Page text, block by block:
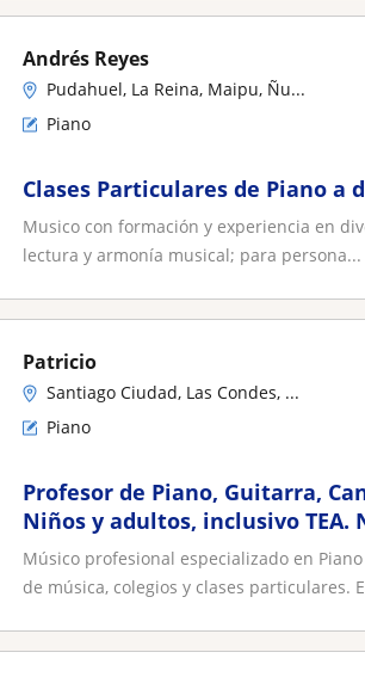
Andrés Reyes
Pudahuel, La Reina, Maipu, Ñu...
Piano
Clases Particulares de Piano a
Musico con formación y experiencia en
lectura y armonía musical; para persona...
Patricio
Santiago Ciudad, Las Condes, ...
Piano
Profesor de Piano, Guitarra,
Niños y adultos, inclusivo
intermedio y avanzado
Músico profesional especializado en
de música, colegios y clases particulares.